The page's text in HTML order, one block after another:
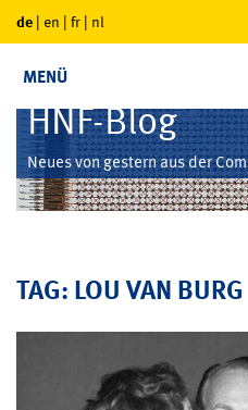
de | en | fr | nl
MENÜ
HNF-Blog
Neues von gestern aus der
TAG: LOU VAN BURG